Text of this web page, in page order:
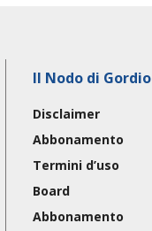
Il Nodo di Gordio
Disclaimer
Abbonamento
Termini d’uso
Board
Abbonamento